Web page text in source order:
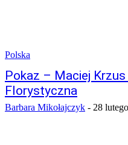
Polska
Pokaz – Maciej
Florystyczna
Barbara Mikołajczyk - 28